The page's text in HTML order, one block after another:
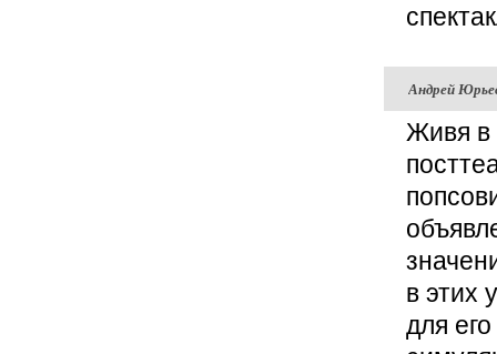
Андрей
Живя в
в этих
для